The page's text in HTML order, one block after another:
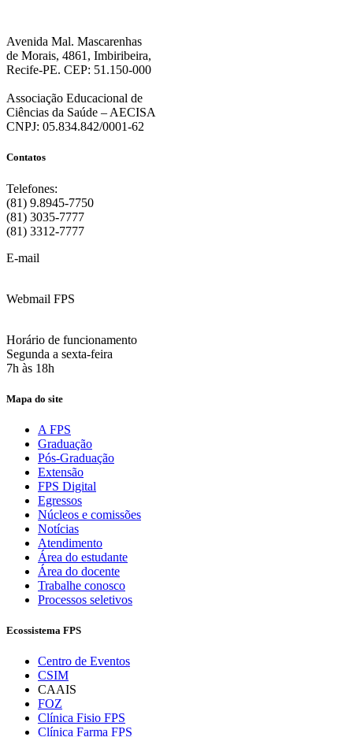
Avenida Mal. Mascarenhas
de Morais, 4861, Imbiribeira,
Recife-PE. CEP: 51.150-000
Associação Educacional de
Ciências da Saúde – AECISA
CNPJ: 05.834.842/0001-62
Contatos
Telefones:
(81) 9.8945-7750
(81) 3035-7777
(81) 3312-7777
E-mail
Webmail FPS
Horário de funcionamento
Segunda a sexta-feira
7h às 18h
Mapa do site
A FPS
Graduação
Pós-Graduação
Extensão
FPS Digital
Egressos
Núcleos e comissões
Notícias
Atendimento
Área do estudante
Área do docente
Trabalhe conosco
Processos seletivos
Ecossistema FPS
Centro de Eventos
CSIM
CAAIS
FOZ
Clínica Fisio FPS
Clínica Farma FPS